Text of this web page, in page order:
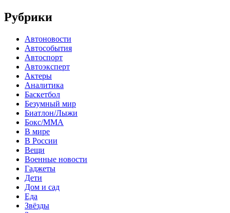
Рубрики
Автоновости
Автособытия
Автоспорт
Автоэксперт
Актеры
Аналитика
Баскетбол
Безумный мир
Биатлон/Лыжи
Бокс/MMA
В мире
В России
Вещи
Военные новости
Гаджеты
Дети
Дом и сад
Еда
Звёзды